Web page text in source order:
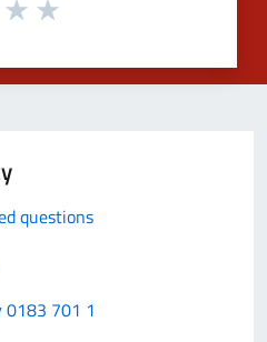
questions
0183 701 1